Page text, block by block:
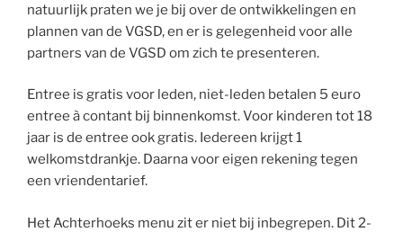
natuurlijk praten we je bij over de ontwikkelingen en
plannen van de VGSD, en er is gelegenheid voor alle
partners van de VGSD om zich te presenteren.
Entree is gratis voor leden, niet-leden betalen 5 euro
entree à contant bij binnenkomst. Voor kinderen tot 18
jaar is de entree ook gratis. Iedereen krijgt 1
welkomstdrankje. Daarna voor eigen rekening tegen
een vriendentarief.
Het Achterhoeks menu zit er niet bij inbegrepen. Dit 2-